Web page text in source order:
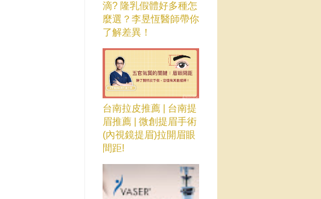
滴? 隆乳假體好多種怎
麼選？李昱恆醫師帶你
了解差異！
台南拉皮推薦 | 台南提
眉推薦 | 微創提眉手術
(內視鏡提眉)拉開眉眼
間距!